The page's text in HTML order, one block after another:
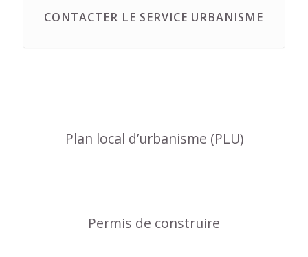
CONTACTER LE SERVICE URBANISME
Plan local d’urbanisme (PLU)
Permis de construire